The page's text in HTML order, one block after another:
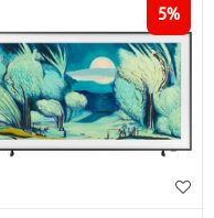
5